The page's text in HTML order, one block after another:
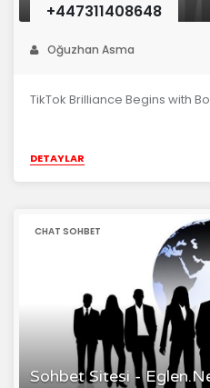
+447311408648
Oğuzhan Asma
TikTok Brilliance Begins with
DETAYLAR
Sohbet Sitesi -
CHAT SOHBET